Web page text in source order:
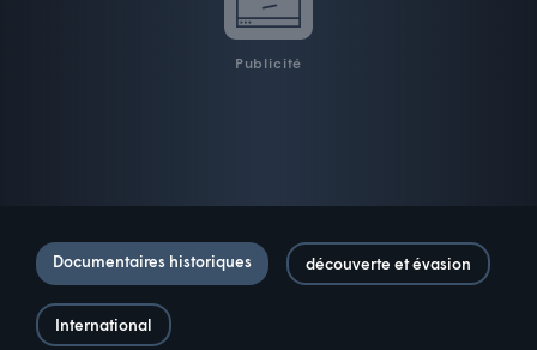
Publicité
Documentaires historiques découverte et évasion
International